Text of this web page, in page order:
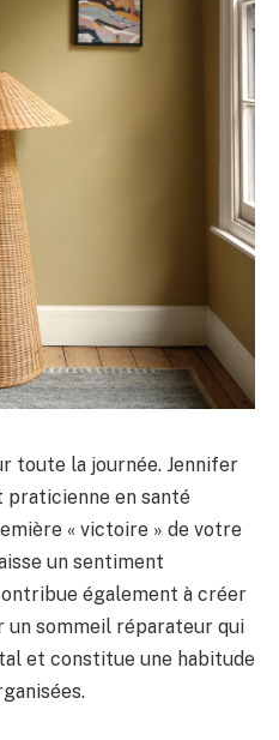
toute la journée. Jennifer
praticienne en santé
« victoire » de votre
un sentiment
également à créer
un sommeil réparateur qui
et constitue une habitude